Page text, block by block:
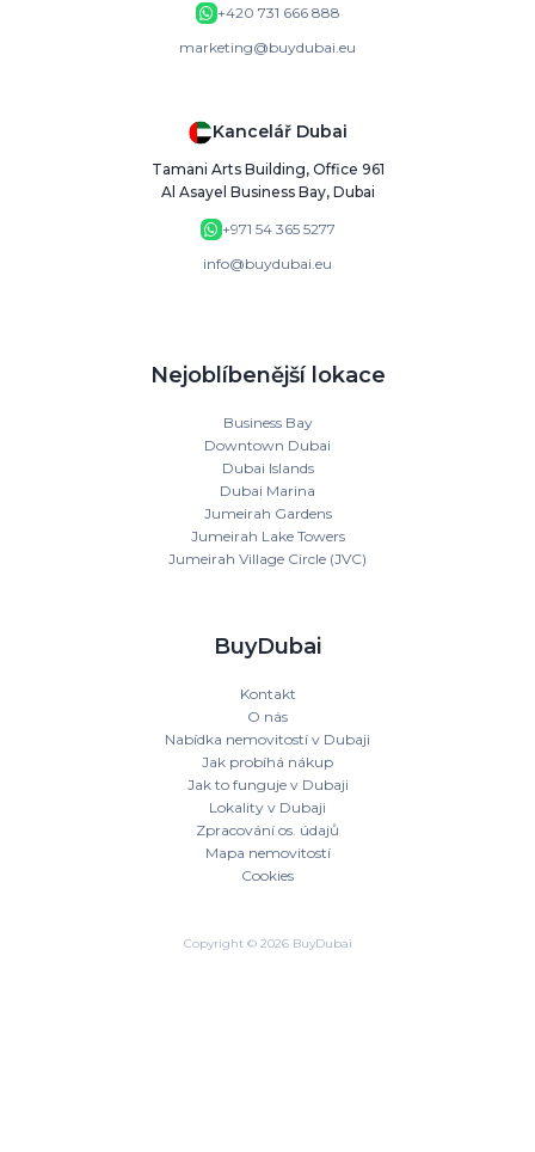
+420 731 666 888
marketing@buydubai.eu
Kancelář Dubai
Tamani Arts Building, Office 961
Al Asayel Business Bay, Dubai
+971 54 365 5277
info@buydubai.eu
Nejoblíbenější lokace
Business Bay
Downtown Dubai
Dubai Islands
Dubai Marina
Jumeirah Gardens
Jumeirah Lake Towers
Jumeirah Village Circle (JVC)
BuyDubai
Kontakt
O nás
Nabídka nemovitostí v Dubaji
Jak probíhá nákup
Jak to funguje v Dubaji
Lokality v Dubaji
Zpracování os. údajů
Mapa nemovitostí
Cookies
Copyright © 2026 BuyDubai